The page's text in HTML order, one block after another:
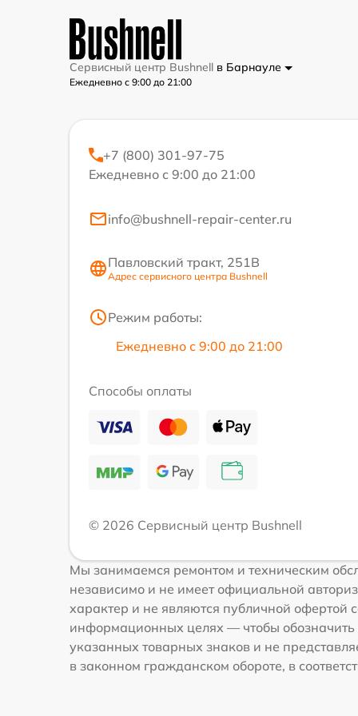
Сервисный центр Bushnell в Барнауле
Ежедневно с 9:00 до 21:00
+7 (800) 301-97-75
Ежедневно с 9:00 до 21:00
info@bushnell-repair-center.ru
Павловский тракт, 251В
Адрес сервисного центра Bushnell
Режим работы:
Ежедневно с 9:00 до 21:00
Способы оплаты
© 2026 Сервисный центр Bushnell
Мы занимаемся ремонтом и техническим
независимо и не имеет официальной
характер и не являются публичной офертой
информационных целях — чтобы
указанных товарных знаков и не
в законном гражданском обороте, в